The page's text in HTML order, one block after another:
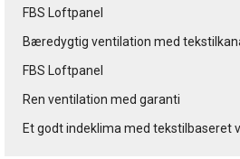
FBS Loftpanel
Bæredygtig ventilation med
FBS Loftpanel
Ren ventilation med garanti
Et godt indeklima med tekstilbaseret